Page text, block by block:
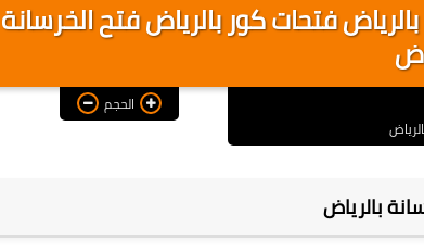
فتحات كور بالرياض فتح الخرسانة
الحجم
بالرياض